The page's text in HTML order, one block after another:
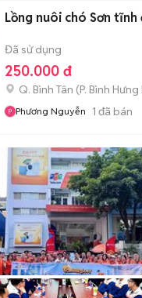
Lồng nuôi chó Sơn tĩnh
Đã sử dụng
250.000 đ
Q. Bình Tân (P. Bình
Phương Nguyễn 1 đã bán